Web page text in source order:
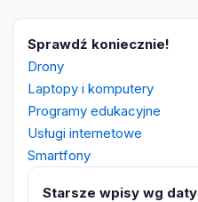
Sprawdź koniecznie!
Drony
Laptopy i komputery
Programy edukacyjne
Usługi internetowe
Smartfony
Starsze wpisy wg daty